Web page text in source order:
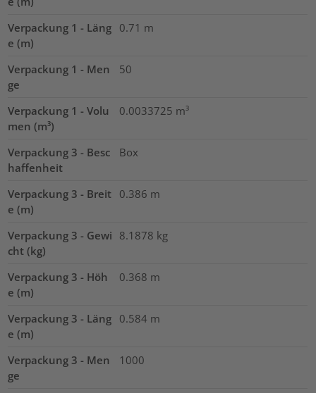
Verpackung 1 - Läng
e (m)
0.71 m
Verpackung 1 - Men
ge
50
Verpackung 1 - Volu
men (m³)
0.0033725 m³
Verpackung 3 - Besc
haffenheit
Box
Verpackung 3 - Breit
e (m)
0.386 m
Verpackung 3 - Gewi
cht (kg)
8.1878 kg
Verpackung 3 - Höh
e (m)
0.368 m
Verpackung 3 - Läng
e (m)
0.584 m
Verpackung 3 - Men
ge
1000